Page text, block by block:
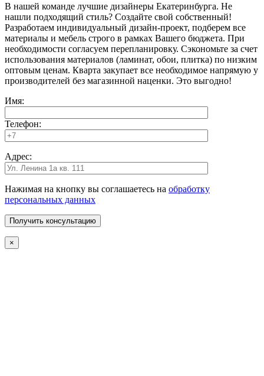
В нашей команде лучшие дизайнеры Екатеринбурга. Не
нашли подходящий стиль? Создайте свой собственный!
Разработаем индивидуальный дизайн-проект, подберем все
материалы и мебель строго в рамках Вашего бюджета. При
необходимости согласуем перепланировку. Сэкономьте за счет
использования материалов (ламинат, обои, плитка) по низким
оптовым ценам. Кварта закупает все необходимое напрямую у
производителей без магазинной наценки. Это выгодно!
Имя:
Телефон:
Адрес:
Нажимая на кнопку вы соглашаетесь на обработку
персональных данных
×